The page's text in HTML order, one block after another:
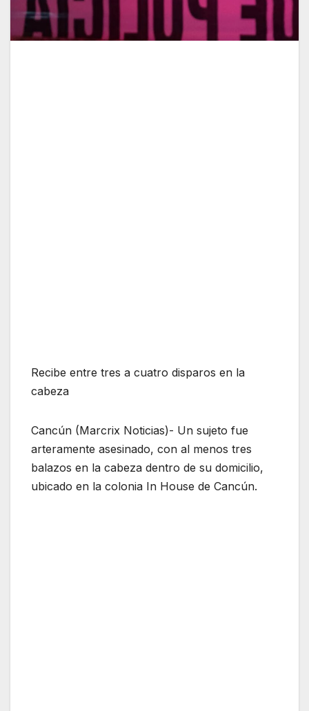
Recibe entre tres a cuatro disparos en la
cabeza
Cancún (Marcrix Noticias)- Un sujeto fue
arteramente asesinado, con al menos tres
balazos en la cabeza dentro de su domicilio,
ubicado en la colonia In House de Cancún.